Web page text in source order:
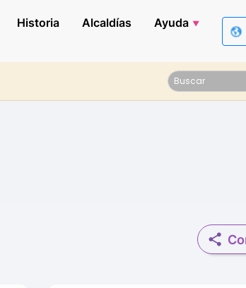
Historia Alcaldías Ayuda